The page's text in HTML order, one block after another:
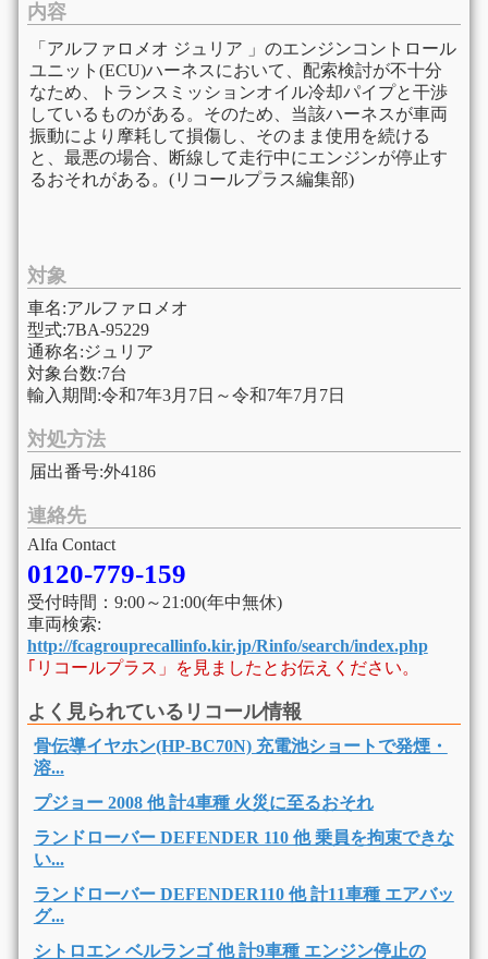
内容
「アルファロメオ ジュリア 」のエンジンコントロール
ユニット(ECU)ハーネスにおいて、配索検討が不十分
なため、トランスミッションオイル冷却パイプと干渉
しているものがある。そのため、当該ハーネスが車両
振動により摩耗して損傷し、そのまま使用を続ける
と、最悪の場合、断線して走行中にエンジンが停止す
るおそれがある。(リコールプラス編集部)
対象
車名:アルファロメオ
型式:7BA-95229
通称名:ジュリア
対象台数:7台
輸入期間:令和7年3月7日～令和7年7月7日
対処方法
届出番号:外4186
連絡先
Alfa Contact
0120-779-159
受付時間：9:00～21:00(年中無休)
車両検索:
http://fcagrouprecallinfo.kir.jp/Rinfo/search/index.php
｢リコールプラス」を見ましたとお伝えください。
よく見られているリコール情報
骨伝導イヤホン(HP-BC70N) 充電池ショートで発煙・
溶...
プジョー 2008 他 計4車種 火災に至るおそれ
ランドローバー DEFENDER 110 他 乗員を拘束できな
い...
ランドローバー DEFENDER110 他 計11車種 エアバッ
グ...
シトロエン ベルランゴ 他 計9車種 エンジン停止の